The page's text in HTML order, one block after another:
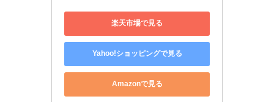
楽天市場で見る
Yahoo!ショッピングで見る
Amazonで見る